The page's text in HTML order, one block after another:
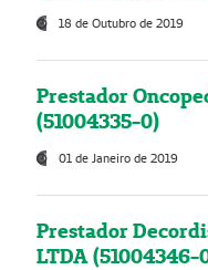
18 de Outubro de 2019
Prestador
(51004335-0)
01 de Janeiro de 2019
Prestador
LTDA (51004346-